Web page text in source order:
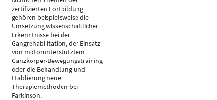
zertifizierten Fortbildung
gehören beispielsweise die
Umsetzung wissenschaftlicher
Erkenntnisse bei der
Gangrehabilitation, der Einsatz
von motorunterstütztem
Ganzkörper-Bewegungstraining
oder die Behandlung und
Etablierung neuer
Therapiemethoden bei
Parkinson.